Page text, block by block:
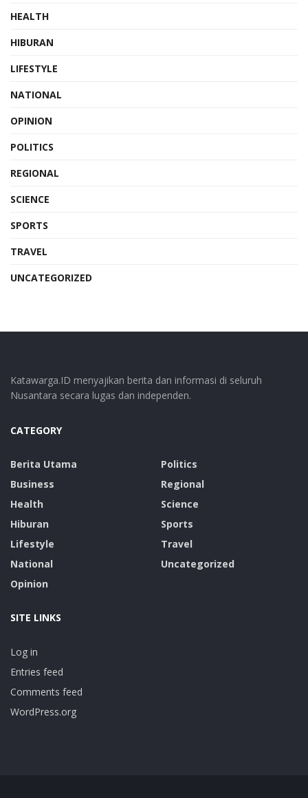
HEALTH
HIBURAN
LIFESTYLE
NATIONAL
OPINION
POLITICS
REGIONAL
SCIENCE
SPORTS
TRAVEL
UNCATEGORIZED
Katawarga.ID menyajikan berita dan informasi di seluruh
Nusantara secara lugas dan independen.
CATEGORY
Berita Utama
Business
Health
Hiburan
Lifestyle
National
Opinion
Politics
Regional
Science
Sports
Travel
Uncategorized
SITE LINKS
Log in
Entries feed
Comments feed
WordPress.org